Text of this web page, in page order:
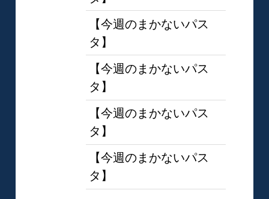
【今週のまかないパス
タ】
【今週のまかないパス
タ】
【今週のまかないパス
タ】
【今週のまかないパス
タ】